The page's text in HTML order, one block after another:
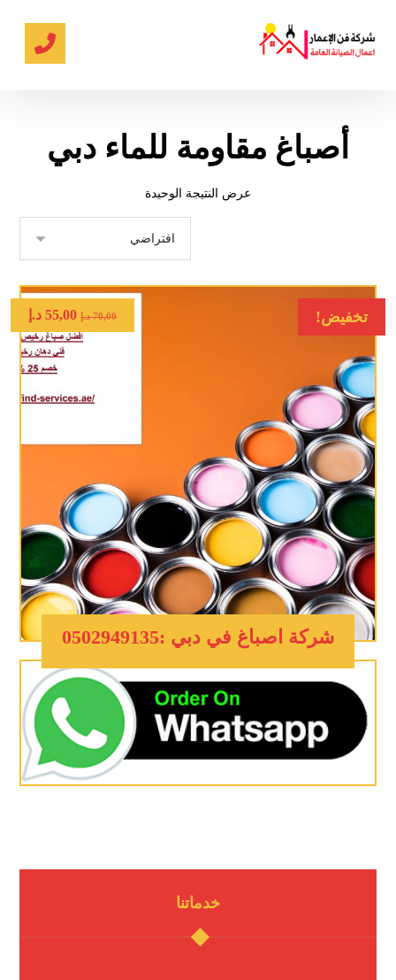
أصباغ مقاومة للماء دبي
عرض النتيجة الوحيدة
تخفيض!
شركة اصباغ في دبي :0502949135
70,00 د.إ 55,00 د.إ
خدماتنا